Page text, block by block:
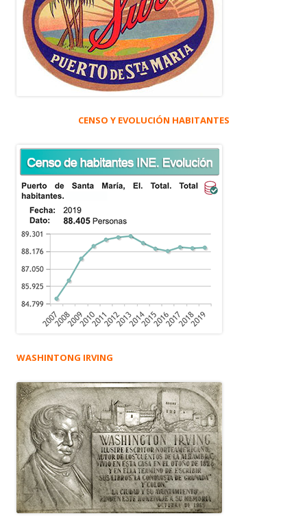
CENSO Y EVOLUCIÓN HABITANTES
WASHINTONG IRVING